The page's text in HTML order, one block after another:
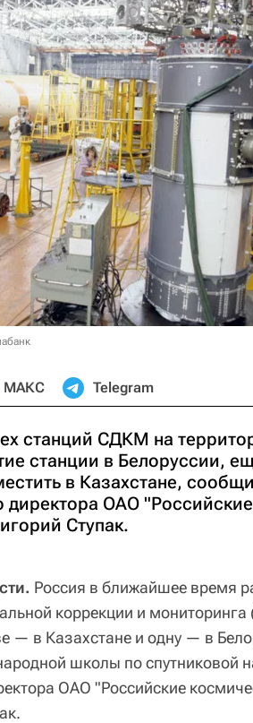
МАКС Telegram
станций СДКМ на
станции в Белоруссии,
в Казахстане,
директора ОАО "Российские
Ступак.
Россия в ближайшее время
коррекции и
— в Казахстане и одну — в
школы по спутниковой
ОАО "Российские